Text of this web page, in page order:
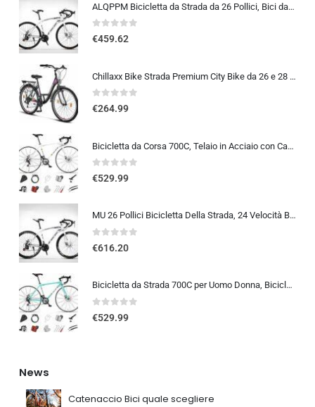
ALQPPM Bicicletta da Strada da 26 Pollici, Bici da 24 Velocità, Freno a Doppio Disco, Telaio in Acciaio ad Alto Tenore Di …
0out of 5
€459.62
Chillaxx Bike Strada Premium City Bike da 26 e 28 pollici, bicicletta per ragazze, ragazzi, uomini e donne, cambio a 21 ma…
0out of 5
€264.99
Bicicletta da Corsa 700C, Telaio in Acciaio con Cambio a 24/27/30 Marce, Bicicletta da Strada per Uomo Donna, Bici da Stra…
0out of 5
€529.99
MU 26 Pollici Bicicletta Della Strada, 24 Velocità Bici, Doppio Disco Freno, Acciaio Al Carbonio Telaio, Strada Biciclette…
0out of 5
€616.20
Bicicletta da Strada 700C per Uomo Donna, Bicicletta da Corsa con Freno a Disco 24/27/30 velocità, Telaio in Acciaio ad Al…
0out of 5
€529.99
News
Catenaccio Bici quale scegliere